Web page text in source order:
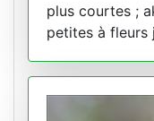
plus courtes ;
petites à fleurs